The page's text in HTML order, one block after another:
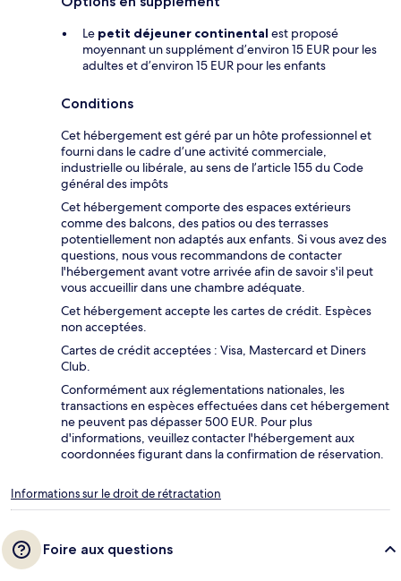
Le petit déjeuner continental est proposé
moyennant un supplément d’environ 15 EUR pour les
adultes et d’environ 15 EUR pour les enfants
Conditions
Cet hébergement est géré par un hôte professionnel et
fourni dans le cadre d’une activité commerciale,
industrielle ou libérale, au sens de l’article 155 du Code
général des impôts
Cet hébergement comporte des espaces extérieurs
comme des balcons, des patios ou des terrasses
potentiellement non adaptés aux enfants. Si vous avez des
questions, nous vous recommandons de contacter
l'hébergement avant votre arrivée afin de savoir s'il peut
vous accueillir dans une chambre adéquate.
Cet hébergement accepte les cartes de crédit. Espèces
non acceptées.
Cartes de crédit acceptées : Visa, Mastercard et Diners
Club.
Conformément aux réglementations nationales, les
transactions en espèces effectuées dans cet hébergement
ne peuvent pas dépasser 500 EUR. Pour plus
d'informations, veuillez contacter l'hébergement aux
coordonnées figurant dans la confirmation de réservation.
Informations sur le droit de rétractation
Foire aux questions